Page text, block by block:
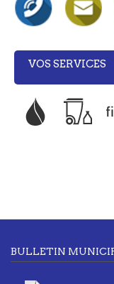
VOS SERVICES
BULLETIN